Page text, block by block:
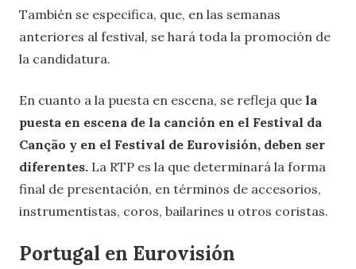
También se especifica, que, en las semanas
anteriores al festival, se hará toda la promoción de
la candidatura.
En cuanto a la puesta en escena, se refleja que la
puesta en escena de la canción en el Festival da
Canção y en el Festival de Eurovisión, deben ser
diferentes. La RTP es la que determinará la forma
final de presentación, en términos de accesorios,
instrumentistas, coros, bailarines u otros coristas.
Portugal en Eurovisión